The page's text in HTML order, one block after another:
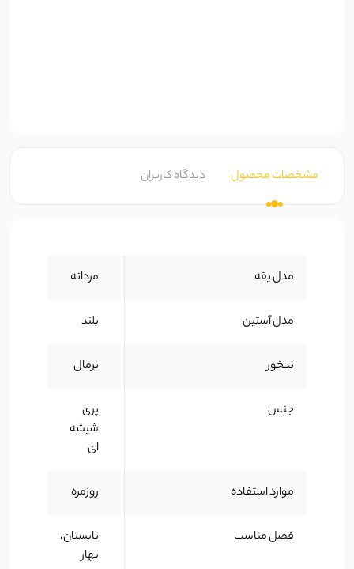
مشخصات محصول دیدگاه کاربران
مدل یقه مردانه
مدل آستین بلند
تنخور نرمال
جنس
پری
شیشه
ای
موارد استفاده روزمره
فصل مناسب
تابستان،
بهار